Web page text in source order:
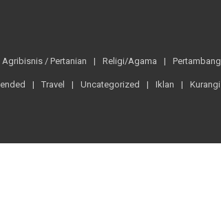
Agribisnis / Pertanian Religi/Agama
Travel Uncategorized Iklan